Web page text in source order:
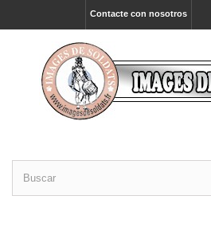
Contacte con nosotros